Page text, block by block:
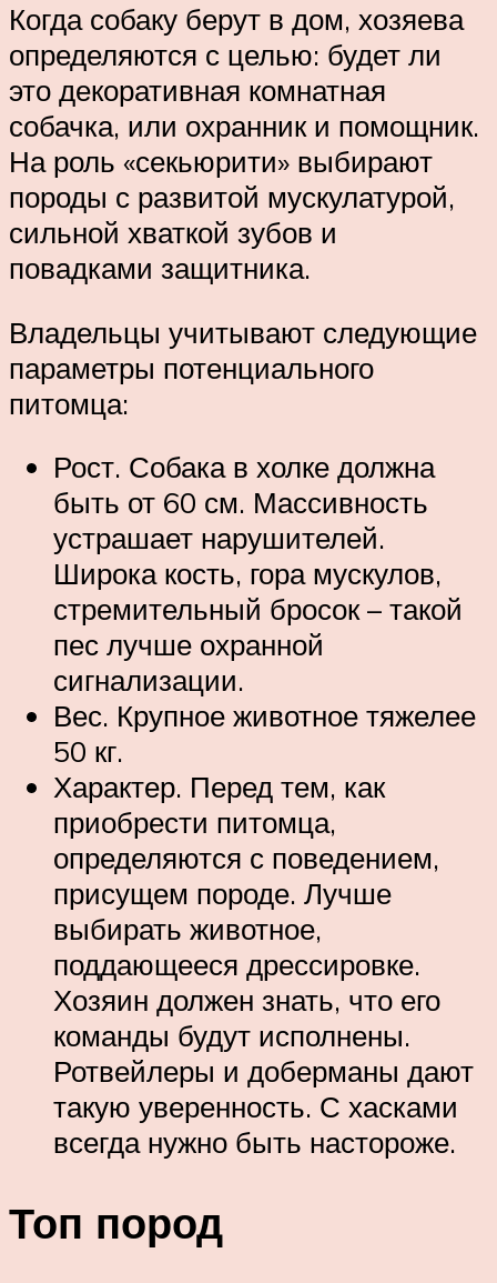
Когда собаку берут в дом, хозяева
определяются с целью: будет ли
это декоративная комнатная
собачка, или охранник и помощник.
На роль «секьюрити» выбирают
породы с развитой мускулатурой,
сильной хваткой зубов и
повадками защитника.
Владельцы учитывают следующие
параметры потенциального
питомца:
Рост. Собака в холке должна
быть от 60 см. Массивность
устрашает нарушителей.
Широка кость, гора мускулов,
стремительный бросок – такой
пес лучше охранной
сигнализации.
Вес. Крупное животное тяжелее
50 кг.
Характер. Перед тем, как
приобрести питомца,
определяются с поведением,
присущем породе. Лучше
выбирать животное,
поддающееся дрессировке.
Хозяин должен знать, что его
команды будут исполнены.
Ротвейлеры и доберманы дают
такую уверенность. С хасками
всегда нужно быть настороже.
Топ пород